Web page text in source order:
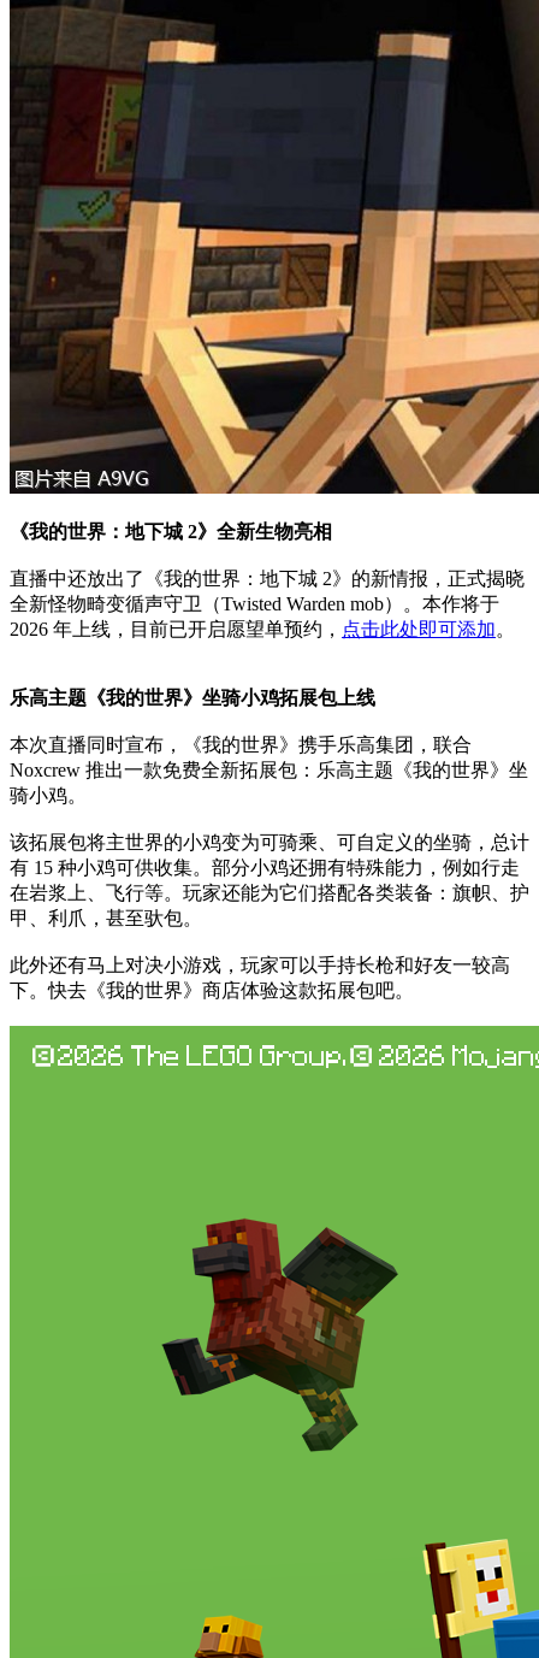
《我的世界：地下城 2》全新生物亮相
直播中还放出了《我的世界：地下城 2》的新情报，正式揭晓
全新怪物畸变循声守卫（Twisted Warden mob）。本作将于
2026 年上线，目前已开启愿望单预约， 点击此处即可添加。
乐高主题《我的世界》坐骑小鸡拓展包上线
本次直播同时宣布，《我的世界》携手乐高集团，联合
Noxcrew 推出一款免费全新拓展包：乐高主题《我的世界》坐
骑小鸡。
该拓展包将主世界的小鸡变为可骑乘、可自定义的坐骑，总计
有 15 种小鸡可供收集。部分小鸡还拥有特殊能力，例如行走
在岩浆上、飞行等。玩家还能为它们搭配各类装备：旗帜、护
甲、利爪，甚至驮包。
此外还有马上对决小游戏，玩家可以手持长枪和好友一较高
下。快去《我的世界》商店体验这款拓展包吧。